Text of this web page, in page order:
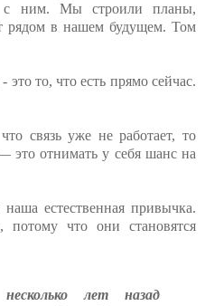
с ним. Мы строили планы,
рядом в нашем будущем. Том
то, что есть прямо сейчас.
связь уже не работает, то
это отнимать у себя шанс на
естественная привычка.
что они становятся
лет назад